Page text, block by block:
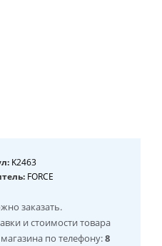
K2463
FORCE
заказать.
и стоимости товара
по телефону:8